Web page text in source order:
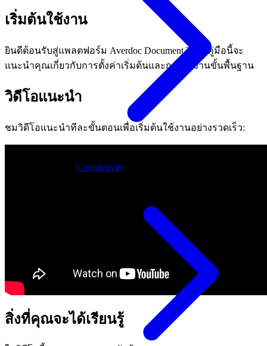
Connectivity
เริ่มต้นใช้งาน
ยินดีต้อนรับสู่แพลตฟอร์ม Averdoc Document Trust คู่มือนี้จะ
แนะนำคุณเกี่ยวกับการตั้งค่าเริ่มต้นและการใช้งานขั้นพื้นฐาน
วิดีโอแนะนำ
ชมวิดีโอแนะนำทีละขั้นตอนเพื่อเริ่มต้นใช้งานอย่างรวดเร็ว:
สิ่งที่คุณจะได้เรียนรู้